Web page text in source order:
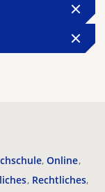
Online
Rechtliches